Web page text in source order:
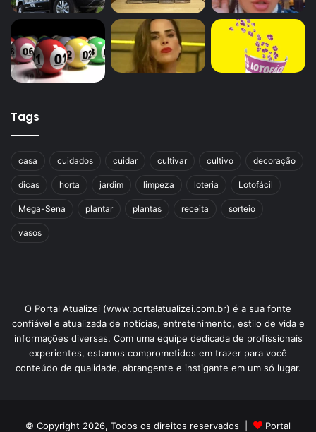
Tags
casa cuidados cuidar cultivar cultivo decoração
dicas horta jardim limpeza loteria Lotofácil
Mega-Sena plantar plantas receita sorteio
vasos
O Portal Atualizei (www.portalatualizei.com.br) é a sua fonte
confiável e atualizada de notícias, entretenimento, estilo de vida e
informações diversas. Com uma equipe dedicada de profissionais
experientes, estamos comprometidos em trazer para você
conteúdo de qualidade, abrangente e instigante em um só lugar.
© Copyright 2026, Todos os direitos reservados | Portal